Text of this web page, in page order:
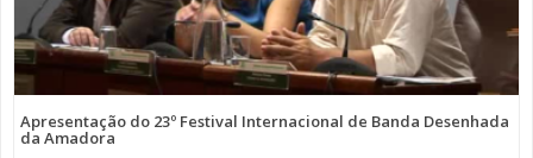
Apresentação do 23º Festival Internacional de Banda Desenhada
da Amadora